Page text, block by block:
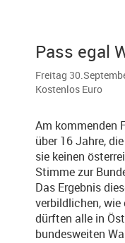
Pass egal
Freitag
Kostenlos Euro
Am kommenden
über 16 Jahre,
sie keinen
Stimme zur
Das Ergebnis
verbildlichen, wie
dürften alle in
bundesweiten